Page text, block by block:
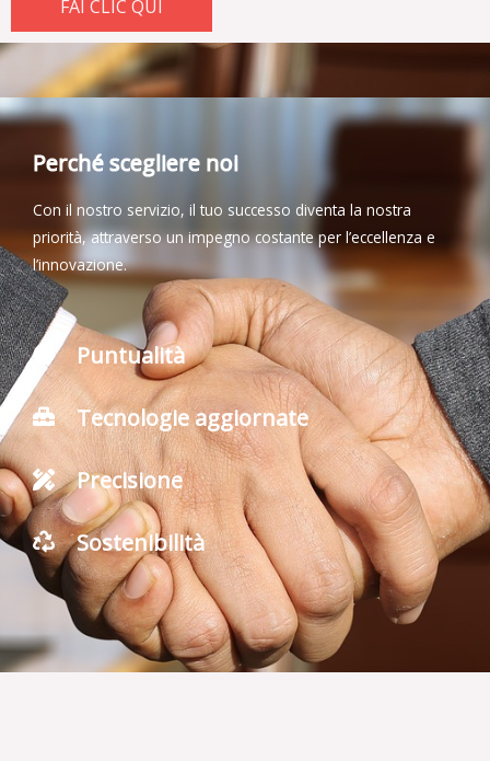
FAI CLIC QUI
Perché scegliere noi
Con il nostro servizio, il tuo successo diventa la nostra
priorità, attraverso un impegno costante per l’eccellenza e
l’innovazione.
Puntualità
Tecnologie aggiornate
Precisione
Sostenibilità